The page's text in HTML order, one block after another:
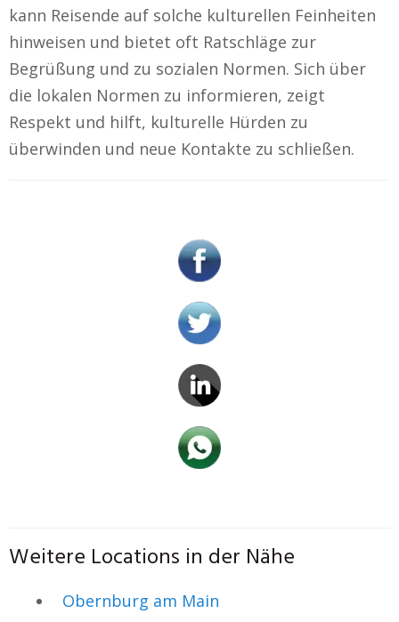
kann Reisende auf solche kulturellen Feinheiten
hinweisen und bietet oft Ratschläge zur
Begrüßung und zu sozialen Normen. Sich über
die lokalen Normen zu informieren, zeigt
Respekt und hilft, kulturelle Hürden zu
überwinden und neue Kontakte zu schließen.
Weitere Locations in der Nähe
Obernburg am Main